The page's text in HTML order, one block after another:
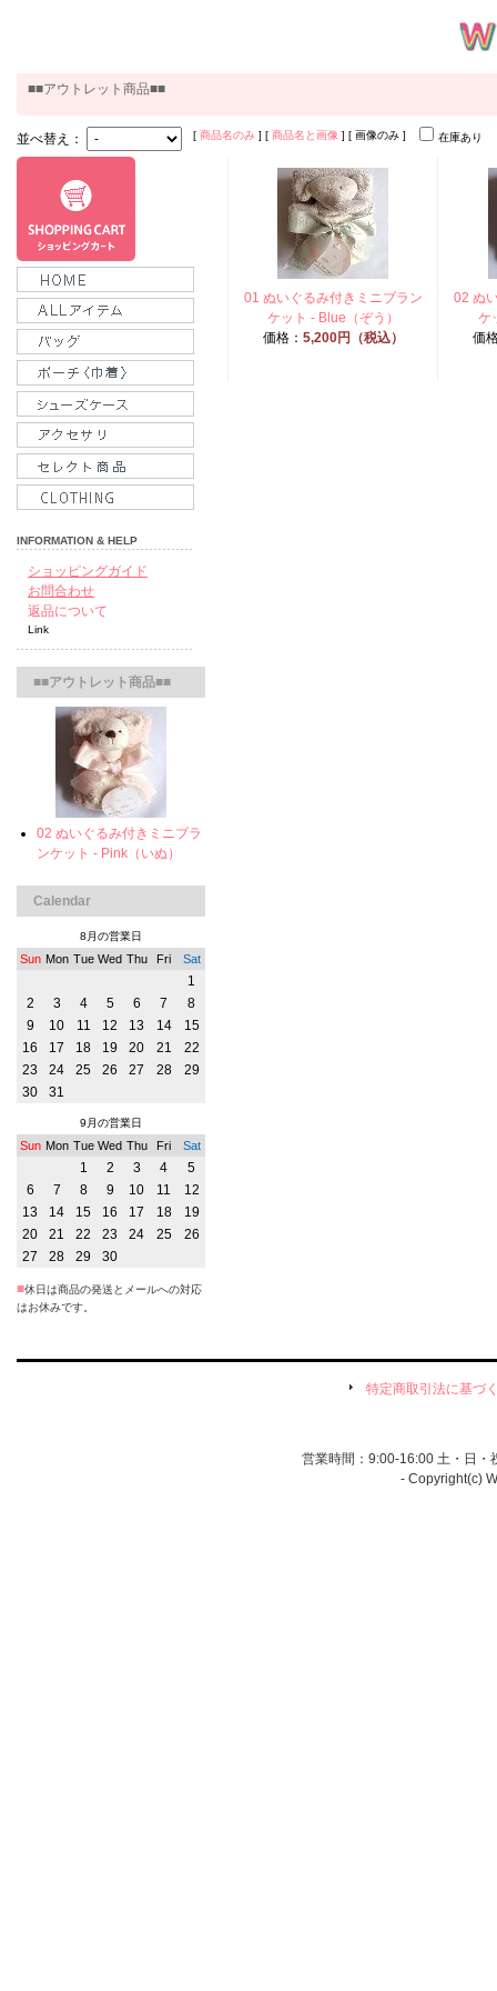
■■アウトレット商品■■
並べ替え： [ 商品名のみ ] [ 商品名と画像 ] [ 画像のみ ] 在庫あり
01 ぬいぐるみ付きミニブラン
ケット - Blue（ぞう）
価格： 5,200円（税込）
02 ぬ
ケ
価
INFORMATION & HELP
ショッピングガイド
お問合わせ
返品について
Link
■■アウトレット商品■■
02 ぬいぐるみ付きミニブラ
ンケット - Pink（いぬ）
Calendar
8月の営業日
Sun Mon Tue Wed Thu Fri Sat
1
2
3 4 5 6 7
8
9
10 11 12 13 14
15
16
17 18 19 20 21
22
23
24 25 26 27 28
29
30
31
9月の営業日
Sun Mon Tue Wed Thu Fri Sat
1 2 3 4
5
6
7 8 9 10 11
12
13
14 15 16 17 18
19
20
21 22 23 24 25
26
27
28 29 30
■休日は商品の発送とメールへの対応
はお休みです。
特定商取引法に基づ
営業時間：9:00-16:00 土・日・
- Copyright(c)